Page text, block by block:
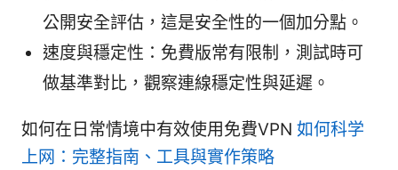
公開安全評估，這是安全性的一個加分點。
速度與穩定性：免費版常有限制，測試時可
做基準對比，觀察連線穩定性與延遲。
如何在日常情境中有效使用免費VPN 如何科学
上网：完整指南、工具與實作策略